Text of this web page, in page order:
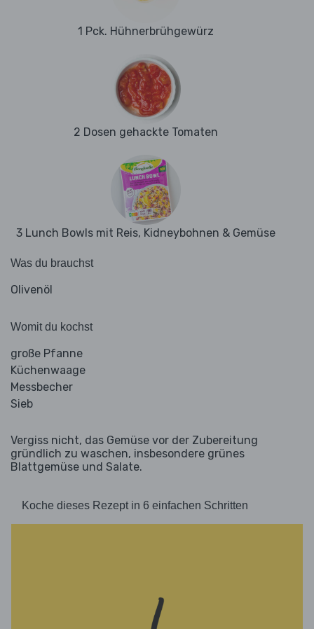
1 Pck. Hühnerbrühgewürz
2 Dosen gehackte Tomaten
3 Lunch Bowls mit Reis, Kidneybohnen & Gemüse
Was du brauchst
Olivenöl
Womit du kochst
große Pfanne
Küchenwaage
Messbecher
Sieb
Vergiss nicht, das Gemüse vor der Zubereitung
gründlich zu waschen, insbesondere grünes
Blattgemüse und Salate.
Koche dieses Rezept in 6 einfachen Schritten